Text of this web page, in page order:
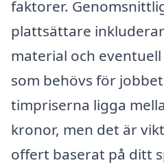
faktorer.
plattsättare
material och
som behövs för
timpriserna ligga
kronor, men det är
offert baserat på ditt